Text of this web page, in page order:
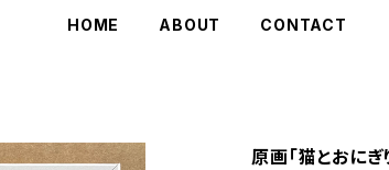
HOME ABOUT CONTACT
原画「猫とおに